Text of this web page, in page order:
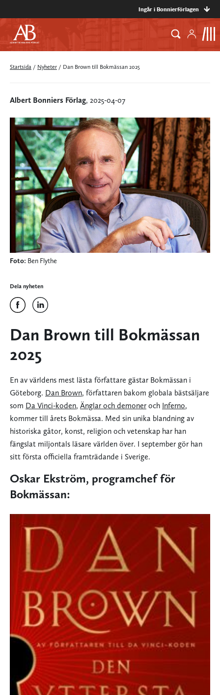
Ingår i Bonnierförlagen
Startsida / Nyheter / Dan Brown till Bokmässan 2025
Albert Bonniers Förlag, 2025-04-07
Foto: Ben Flythe
Dela nyheten
Dan Brown till Bokmässan
2025
En av världens mest lästa författare gästar Bokmässan i
Göteborg. Dan Brown, författaren bakom globala bästsäljare
som Da Vinci-koden, Änglar och demoner och Inferno,
kommer till årets Bokmässa. Med sin unika blandning av
historiska gåtor, konst, religion och vetenskap har han
fängslat miljontals läsare världen över. I september gör han
sitt första officiella framträdande i Sverige.
Oskar Ekström, programchef för
Bokmässan: